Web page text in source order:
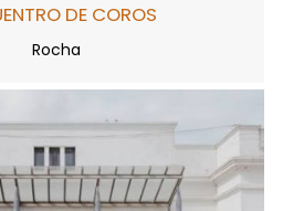
DE COROS
Rocha